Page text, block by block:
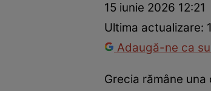
15 iunie 2026 12:21
Ultima actualizare:
Adaugă-ne ca
Grecia rămâne